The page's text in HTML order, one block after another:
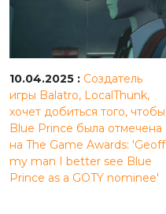
10.04.2025 : Создатель
игры Balatro, LocalThunk,
хочет добиться того, чтобы
Blue Prince была отмечена
на The Game Awards: 'Geoff
my man I better see Blue
Prince as a GOTY nominee'